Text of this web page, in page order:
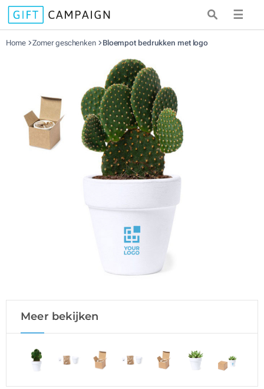
☰
Home Zomer geschenken Bloempot bedrukken met logo
Meer bekijken